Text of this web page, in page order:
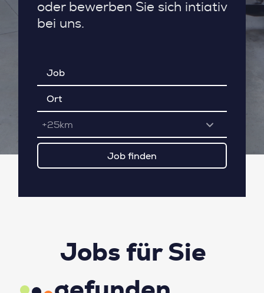
oder bewerben Sie sich intiativ
bei uns.
+25km